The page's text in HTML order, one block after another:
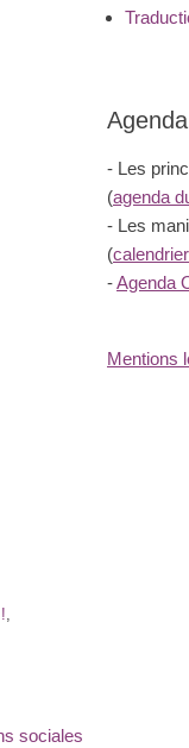
,
sociales
Agenda
- Les
(agenda
- Les
(
-Agenda
Mentions